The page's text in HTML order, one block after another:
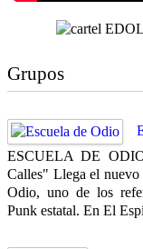
Grupos
ESCUELA DE
Calles" Llega el nuevo
Odio, uno de los
Punk estatal. En El